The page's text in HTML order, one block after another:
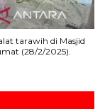
tarawih di Masjid
(28/2/2025).